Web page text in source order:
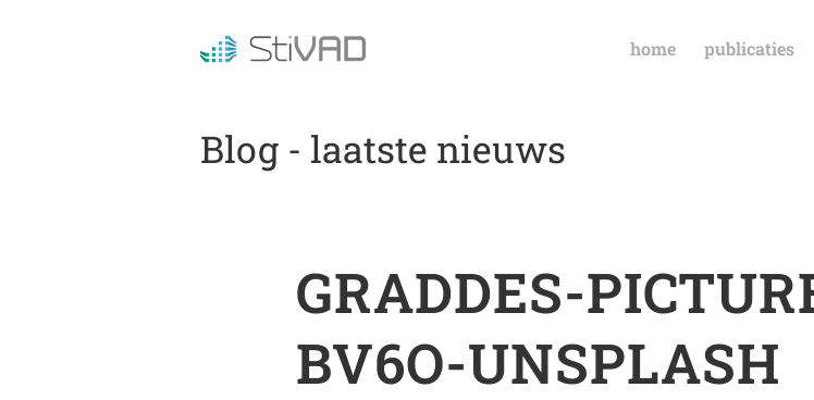
home publicaties
Blog - laatste nieuws
GRADDES-
BV6O-UNSPLASH